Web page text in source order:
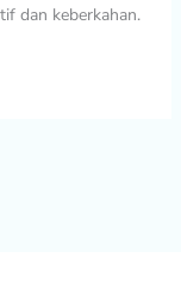
dan keberkahan.